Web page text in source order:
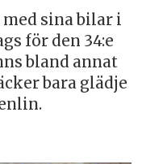
sina bilar i
för den 34:e
bland annat
bara glädje